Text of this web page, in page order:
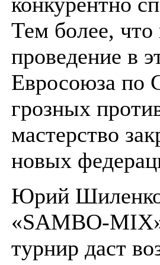
Тем более, что
проведение в
Евросоюза по
грозных
мастерство
новых
Юрий
«SAMBO-
турнир даст